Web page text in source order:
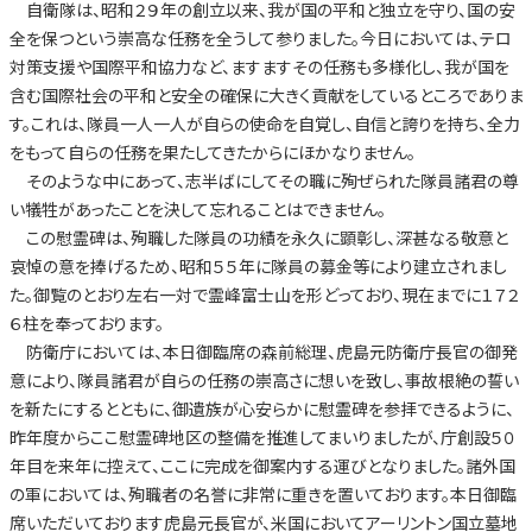
自衛隊は、昭和２９年の創立以来、我が国の平和と独立を守り、国の安
全を保つという崇高な任務を全うして参りました。今日においては、テロ
対策支援や国際平和協力など、ますますその任務も多様化し、我が国を
含む国際社会の平和と安全の確保に大きく貢献をしているところでありま
す。これは、隊員一人一人が自らの使命を自覚し、自信と誇りを持ち、全力
をもって自らの任務を果たしてきたからにほかなりません。
そのような中にあって、志半ばにしてその職に殉ぜられた隊員諸君の尊
い犠牲があったことを決して忘れることはできません。
この慰霊碑は、殉職した隊員の功績を永久に顕彰し、深甚なる敬意と
哀悼の意を捧げるため、昭和５５年に隊員の募金等により建立されまし
た。御覧のとおり左右一対で霊峰富士山を形どっており、現在までに１７２
６柱を奉っております。
防衛庁においては、本日御臨席の森前総理、虎島元防衛庁長官の御発
意により、隊員諸君が自らの任務の崇高さに想いを致し、事故根絶の誓い
を新たにするとともに、御遺族が心安らかに慰霊碑を参拝できるように、
昨年度からここ慰霊碑地区の整備を推進してまいりましたが、庁創設５０
年目を来年に控えて、ここに完成を御案内する運びとなりました。諸外国
の軍においては、殉職者の名誉に非常に重きを置いております。本日御臨
席いただいております虎島元長官が、米国においてアーリントン国立墓地